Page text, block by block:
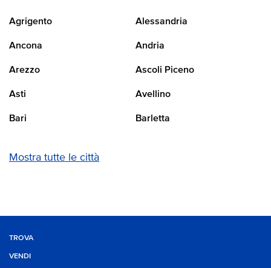
Agrigento Alessandria
Ancona Andria
Arezzo Ascoli Piceno
Asti Avellino
Bari Barletta
Mostra tutte le città
TROVA
VENDI